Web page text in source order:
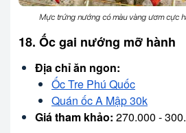
Mực trứng nướng có màu vàng ươm cực
18. Ốc gai nướng mỡ hành
Địa chỉ ăn ngon:
Ốc Tre Phú Quốc
Quán ốc A Mập 30k
Giá tham khảo: 270.000 -